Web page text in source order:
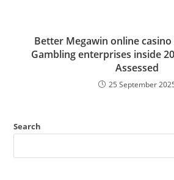
Better Megawin online
Gambling enterprises inside
Assessed
25 September
Search